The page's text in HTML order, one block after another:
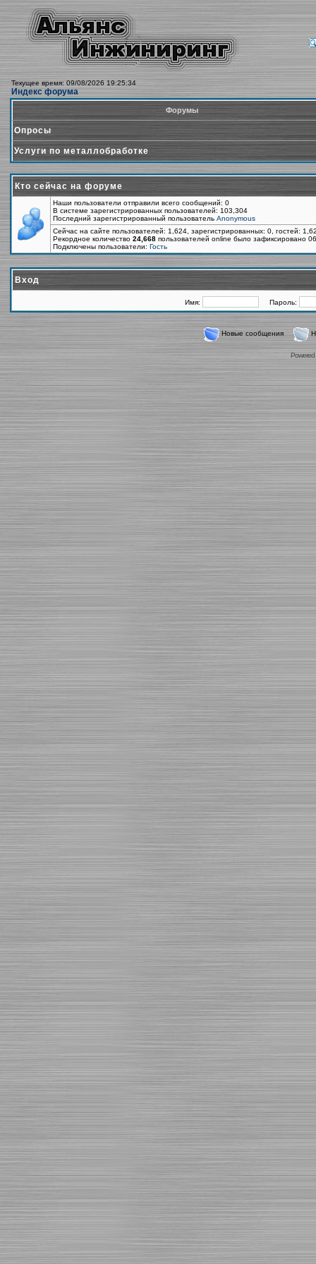
Текущее время: 09/08/2026 19:25:34
Индекс форума
Форумы
Опросы
Услуги по металлобработке
Кто сейчас на форуме
Наши пользователи отправили всего сообщений: 0
В системе зарегистрированных пользователей: 103,304
Последний зарегистрированный пользователь Anonymous
Сейчас на сайте пользователей: 1,624, зарегистрированных: 0, гостей:
Рекордное количество 24,668 пользователей online было зафиксировано
Подключены пользователи: Гость
Вход
Имя: Пароль:
Новые сообщения